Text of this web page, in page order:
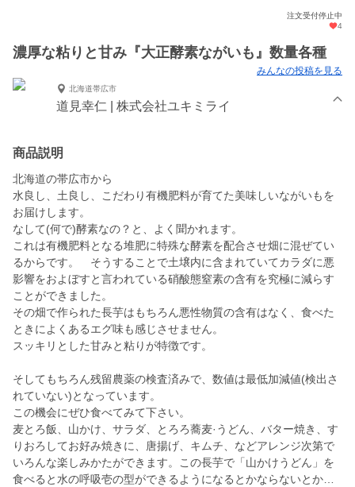
注文受付停止中
4
濃厚な粘りと甘み『大正酵素ながいも』数量各種
みんなの投稿を見る
北海道帯広市
道見幸仁 | 株式会社ユキミライ
商品説明
北海道の帯広市から
水良し、土良し、こだわり有機肥料が育てた美味しいながいもを
お届けします。
なして(何で)酵素なの？と、よく聞かれます。
これは有機肥料となる堆肥に特殊な酵素を配合させ畑に混ぜてい
るからです。 そうすることで土壌内に含まれていてカラダに悪
影響をおよぼすと言われている硝酸態窒素の含有を究極に減らす
ことができました。
その畑で作られた長芋はもちろん悪性物質の含有はなく、食べた
ときによくあるエグ味も感じさせません。
スッキリとした甘みと粘りが特徴です。
そしてもちろん残留農薬の検査済みで、数値は最低加減値(検出さ
れていない)となっています。
この機会にぜひ食べてみて下さい。
麦とろ飯、山かけ、サラダ、とろろ蕎麦·うどん、バター焼き、す
りおろしてお好み焼きに、唐揚げ、キムチ、などアレンジ次第で
いろんな楽しみかたができます。この長芋で「山かけうどん」を
食べると水の呼吸壱の型ができるようになるとかならないとか…